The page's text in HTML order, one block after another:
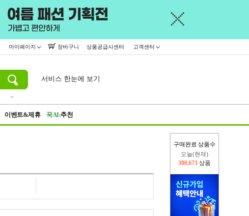
마이페이지 장바구니 상품공급사센터 고객센터
서비스 한눈에 보기
이벤트&제휴 꾹AI:추천
구매완료 상품수
오늘(현재)
380,673 상품